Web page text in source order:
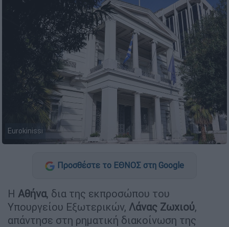
Eurokinissi
Προσθέστε το ΕΘΝΟΣ στη Google
Η Αθήνα, δια της εκπροσώπου του
Υπουργείου Εξωτερικών, Λάνας Ζωχιού,
απάντησε στη ρηματική διακοίνωση της